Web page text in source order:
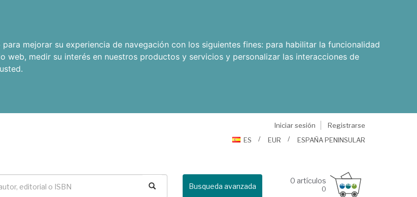
mejorar su experiencia de navegación con los siguientes fines: para habilitar la funcionalidad
web, medir su interés en nuestros productos y servicios y personalizar las interacciones de
.
Iniciar sesión
Registrarse
ES
EUR ESPAÑA PENINSULAR
Busqueda avanzada
0 artículos
0